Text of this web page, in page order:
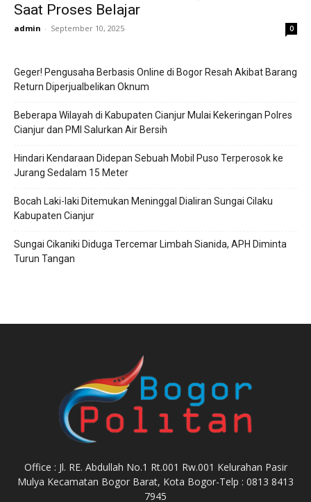
Saat Proses Belajar
admin - September 10, 2025 0
Geger! Pengusaha Berbasis Online di Bogor Resah Akibat Barang
Return Diperjualbelikan Oknum
Beberapa Wilayah di Kabupaten Cianjur Mulai Kekeringan Polres
Cianjur dan PMI Salurkan Air Bersih
Hindari Kendaraan Didepan Sebuah Mobil Puso Terperosok ke
Jurang Sedalam 15 Meter
Bocah Laki-laki Ditemukan Meninggal Dialiran Sungai Cilaku
Kabupaten Cianjur
Sungai Cikaniki Diduga Tercemar Limbah Sianida, APH Diminta
Turun Tangan
Office : Jl. RE. Abdullah No.1 Rt.001 Rw.001 Kelurahan Pasir
Mulya Kecamatan Bogor Barat, Kota Bogor-Telp : 0813 8413
7945